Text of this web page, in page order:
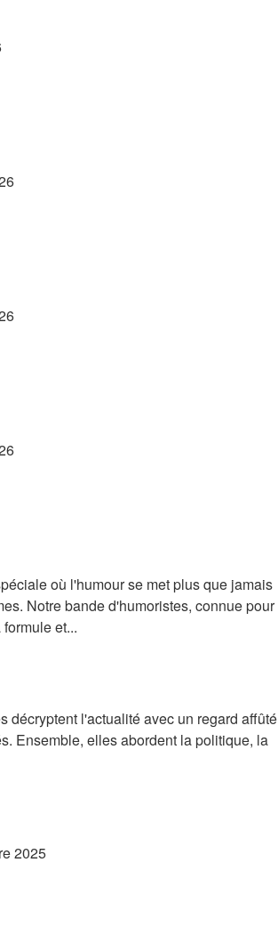
où l'humour se met plus que jamais
Notre bande d'humoristes, connue pour
et...
décryptent l'actualité avec un regard affûté
Ensemble, elles abordent la politique, la
2025